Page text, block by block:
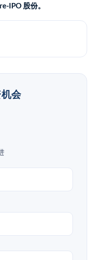
IPO 股份。
会